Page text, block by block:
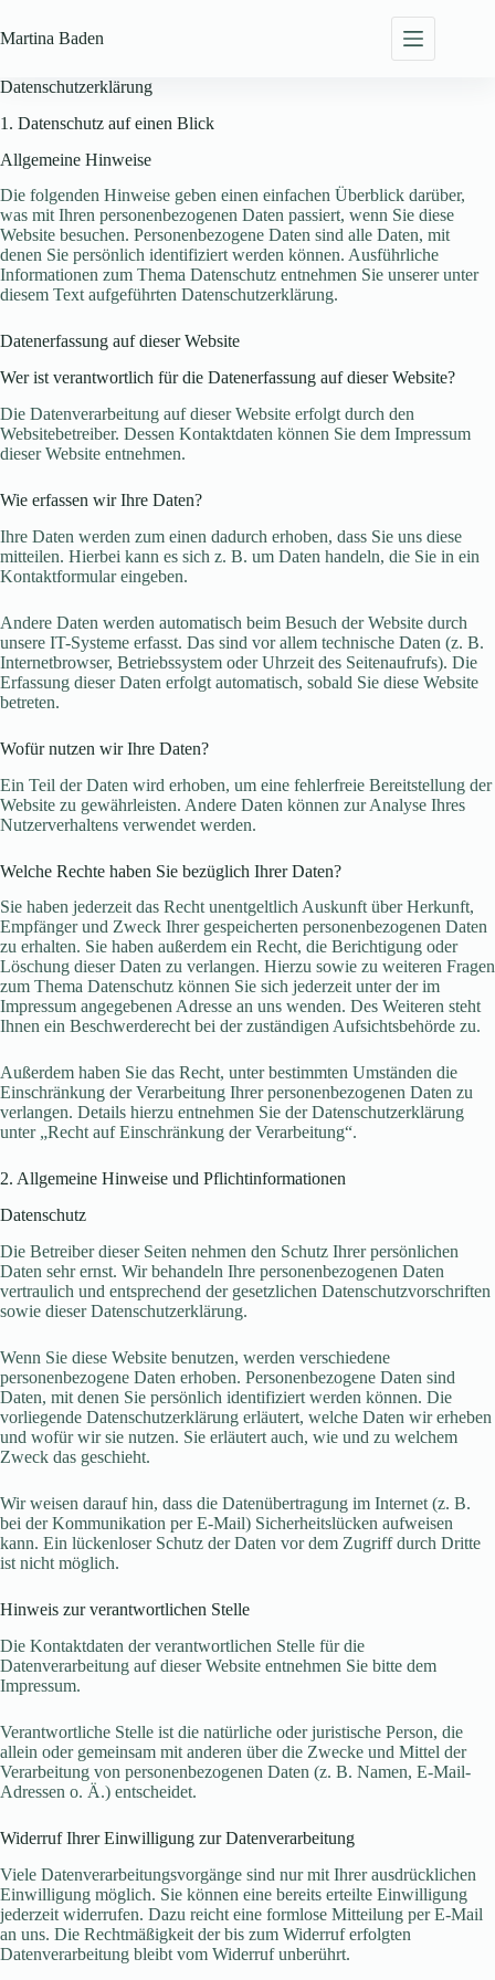
Inhalt
springen
Martina Baden
Datenschutzerklärung
1. Datenschutz auf einen Blick
Allgemeine Hinweise
Die folgenden Hinweise geben einen einfachen Überblick darüber,
was mit Ihren personenbezogenen Daten passiert, wenn Sie diese
Website besuchen. Personenbezogene Daten sind alle Daten, mit
denen Sie persönlich identifiziert werden können. Ausführliche
Informationen zum Thema Datenschutz entnehmen Sie unserer unter
diesem Text aufgeführten Datenschutzerklärung.
Datenerfassung auf dieser Website
Wer ist verantwortlich für die Datenerfassung auf dieser Website?
Die Datenverarbeitung auf dieser Website erfolgt durch den
Websitebetreiber. Dessen Kontaktdaten können Sie dem Impressum
dieser Website entnehmen.
Wie erfassen wir Ihre Daten?
Ihre Daten werden zum einen dadurch erhoben, dass Sie uns diese
mitteilen. Hierbei kann es sich z. B. um Daten handeln, die Sie in ein
Kontaktformular eingeben.
Andere Daten werden automatisch beim Besuch der Website durch
unsere IT-Systeme erfasst. Das sind vor allem technische Daten (z. B.
Internetbrowser, Betriebssystem oder Uhrzeit des Seitenaufrufs). Die
Erfassung dieser Daten erfolgt automatisch, sobald Sie diese Website
betreten.
Wofür nutzen wir Ihre Daten?
Ein Teil der Daten wird erhoben, um eine fehlerfreie Bereitstellung der
Website zu gewährleisten. Andere Daten können zur Analyse Ihres
Nutzerverhaltens verwendet werden.
Welche Rechte haben Sie bezüglich Ihrer Daten?
Sie haben jederzeit das Recht unentgeltlich Auskunft über Herkunft,
Empfänger und Zweck Ihrer gespeicherten personenbezogenen Daten
zu erhalten. Sie haben außerdem ein Recht, die Berichtigung oder
Löschung dieser Daten zu verlangen. Hierzu sowie zu weiteren Fragen
zum Thema Datenschutz können Sie sich jederzeit unter der im
Impressum angegebenen Adresse an uns wenden. Des Weiteren steht
Ihnen ein Beschwerderecht bei der zuständigen Aufsichtsbehörde zu.
Außerdem haben Sie das Recht, unter bestimmten Umständen die
Einschränkung der Verarbeitung Ihrer personenbezogenen Daten zu
verlangen. Details hierzu entnehmen Sie der Datenschutzerklärung
unter „Recht auf Einschränkung der Verarbeitung“.
2. Allgemeine Hinweise und Pflichtinformationen
Datenschutz
Die Betreiber dieser Seiten nehmen den Schutz Ihrer persönlichen
Daten sehr ernst. Wir behandeln Ihre personenbezogenen Daten
vertraulich und entsprechend der gesetzlichen Datenschutzvorschriften
sowie dieser Datenschutzerklärung.
Wenn Sie diese Website benutzen, werden verschiedene
personenbezogene Daten erhoben. Personenbezogene Daten sind
Daten, mit denen Sie persönlich identifiziert werden können. Die
vorliegende Datenschutzerklärung erläutert, welche Daten wir erheben
und wofür wir sie nutzen. Sie erläutert auch, wie und zu welchem
Zweck das geschieht.
Wir weisen darauf hin, dass die Datenübertragung im Internet (z. B.
bei der Kommunikation per E-Mail) Sicherheitslücken aufweisen
kann. Ein lückenloser Schutz der Daten vor dem Zugriff durch Dritte
ist nicht möglich.
Hinweis zur verantwortlichen Stelle
Die Kontaktdaten der verantwortlichen Stelle für die
Datenverarbeitung auf dieser Website entnehmen Sie bitte dem
Impressum.
Verantwortliche Stelle ist die natürliche oder juristische Person, die
allein oder gemeinsam mit anderen über die Zwecke und Mittel der
Verarbeitung von personenbezogenen Daten (z. B. Namen, E-Mail-
Adressen o. Ä.) entscheidet.
Widerruf Ihrer Einwilligung zur Datenverarbeitung
Viele Datenverarbeitungsvorgänge sind nur mit Ihrer ausdrücklichen
Einwilligung möglich. Sie können eine bereits erteilte Einwilligung
jederzeit widerrufen. Dazu reicht eine formlose Mitteilung per E-Mail
an uns. Die Rechtmäßigkeit der bis zum Widerruf erfolgten
Datenverarbeitung bleibt vom Widerruf unberührt.